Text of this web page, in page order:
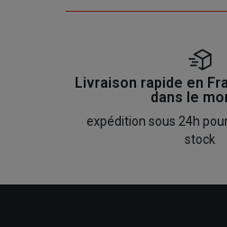
Livraison rapide en
dans le
expédition sous 24h
stock